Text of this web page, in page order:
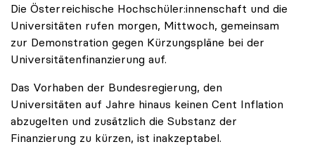
Die Österreichische Hochschüler:innenschaft und die
Universitäten rufen morgen, Mittwoch, gemeinsam
zur Demonstration gegen Kürzungspläne bei der
Universitätenfinanzierung auf.
Das Vorhaben der Bundesregierung, den
Universitäten auf Jahre hinaus keinen Cent Inflation
abzugelten und zusätzlich die Substanz der
Finanzierung zu kürzen, ist inakzeptabel.